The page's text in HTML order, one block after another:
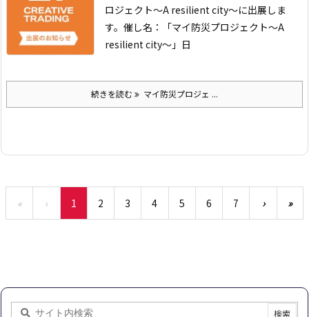
ロジェクト〜A resilient city〜に出展しま
す。 催し名：「マイ防災プロジェクト〜A
resilient city〜」 日
続きを読む マイ防災プロジェ ...
« ‹ 1 2 3 4 5 6 7 › »